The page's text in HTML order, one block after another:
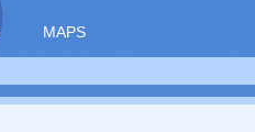
MAPS